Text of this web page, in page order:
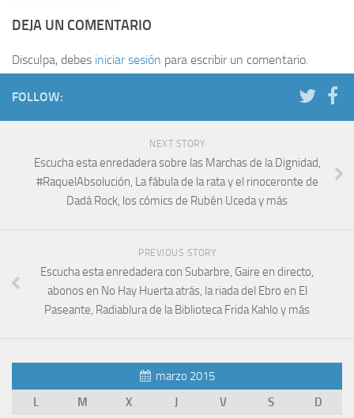
DEJA UN COMENTARIO
Disculpa, debes iniciar sesión para escribir un comentario.
FOLLOW:
NEXT STORY
Escucha esta enredadera sobre las Marchas de la Dignidad,
#RaquelAbsolución, La fábula de la rata y el rinoceronte de
Dadá Rock, los cómics de Rubén Uceda y más
PREVIOUS STORY
Escucha esta enredadera con Subarbre, Gaire en directo,
abonos en No Hay Huerta atrás, la riada del Ebro en El
Paseante, Radiablura de la Biblioteca Frida Kahlo y más
marzo 2015
L
M X J V S D